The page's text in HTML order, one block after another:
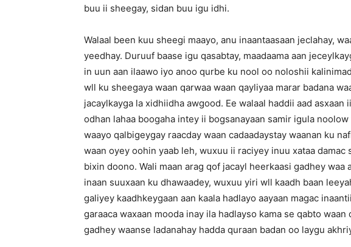
buu ii sheegay, sidan buu igu idhi.
Walaal been kuu sheegi maayo, anu inaantaasaan jeclahay,
yeedhay. Duruuf baase igu qasabtay, maadaama aan
in uun aan ilaawo iyo anoo qurbe ku nool oo noloshii
wll ku sheegaya waan qarwaa waan qayliyaa marar badana
jacaylkayga la xidhiidha awgood. Ee walaal haddii aad asxaan
odhan lahaa boogaha intey ii bogsanayaan samir igula
waayo qalbigeygay raacday waan cadaadaystay waanan ku
waan oyey oohin yaab leh, wuxuu ii raciyey inuu xataa damac
bixin doono. Wali maan arag qof jacayl heerkaasi gadhey
inaan suuxaan ku dhawaadey, wuxuu yiri wll kaadh baan
galiyey kaadhkeygaan aan kaala hadlayo aayaan magac
garaaca waxaan mooda inay ila hadlayso kama se qabto
gadhey waanse ladanahay hadda quraan badan oo laygu